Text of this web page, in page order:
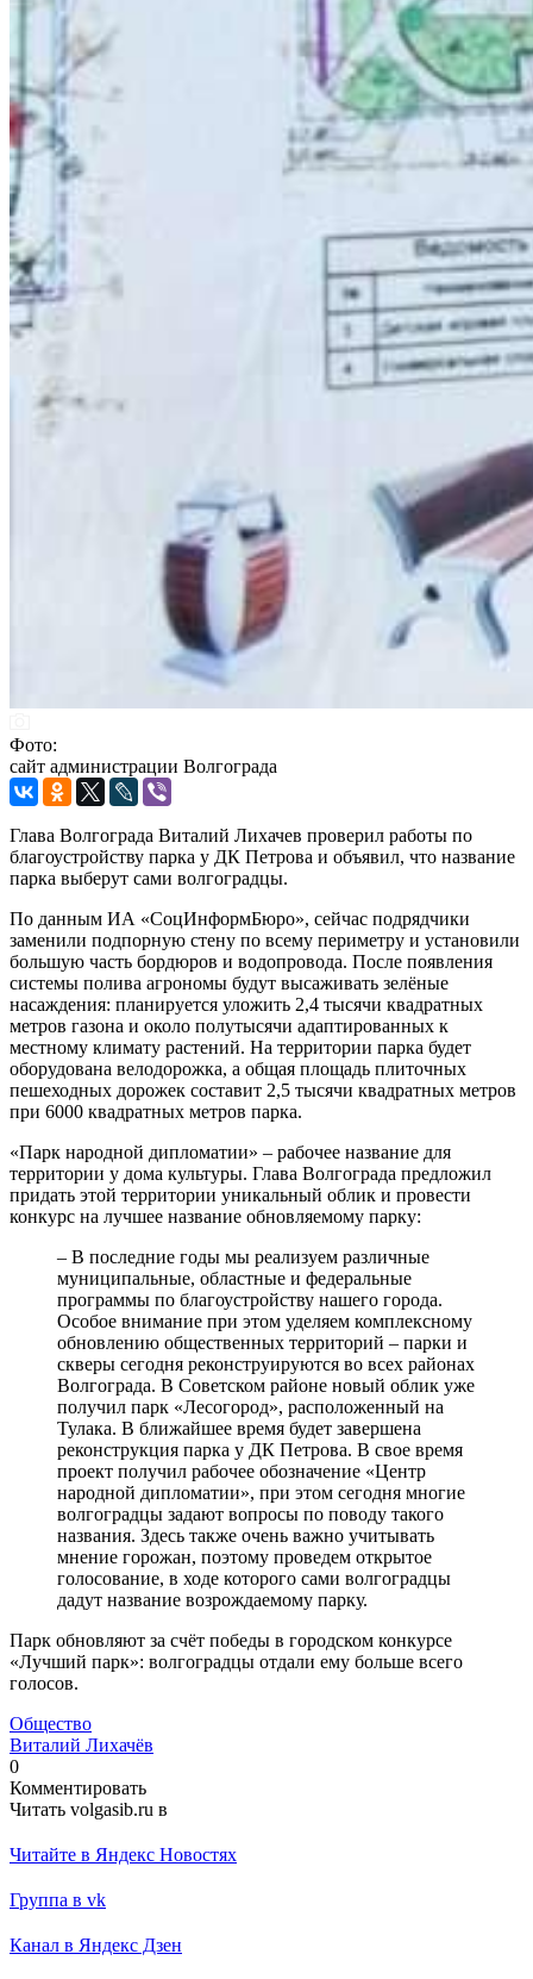
Фото:
сайт администрации Волгограда
Глава Волгограда Виталий Лихачев проверил работы по
благоустройству парка у ДК Петрова и объявил, что название
парка выберут сами волгоградцы.
По данным ИА «СоцИнформБюро», сейчас подрядчики
заменили подпорную стену по всему периметру и установили
большую часть бордюров и водопровода. После появления
системы полива агрономы будут высаживать зелёные
насаждения: планируется уложить 2,4 тысячи квадратных
метров газона и около полутысячи адаптированных к
местному климату растений. На территории парка будет
оборудована велодорожка, а общая площадь плиточных
пешеходных дорожек составит 2,5 тысячи квадратных метров
при 6000 квадратных метров парка.
«Парк народной дипломатии» – рабочее название для
территории у дома культуры. Глава Волгограда предложил
придать этой территории уникальный облик и провести
конкурс на лучшее название обновляемому парку:
– В последние годы мы реализуем различные
муниципальные, областные и федеральные
программы по благоустройству нашего города.
Особое внимание при этом уделяем комплексному
обновлению общественных территорий – парки и
скверы сегодня реконструируются во всех районах
Волгограда. В Советском районе новый облик уже
получил парк «Лесогород», расположенный на
Тулака. В ближайшее время будет завершена
реконструкция парка у ДК Петрова. В свое время
проект получил рабочее обозначение «Центр
народной дипломатии», при этом сегодня многие
волгоградцы задают вопросы по поводу такого
названия. Здесь также очень важно учитывать
мнение горожан, поэтому проведем открытое
голосование, в ходе которого сами волгоградцы
дадут название возрождаемому парку.
Парк обновляют за счёт победы в городском конкурсе
«Лучший парк»: волгоградцы отдали ему больше всего
голосов.
Общество
Виталий Лихачёв
0
Комментировать
Читать volgasib.ru в
Читайте в Яндекс Новостях
Группа в vk
Канал в Яндекс Дзен